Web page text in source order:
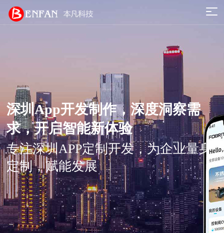
深圳App开发制作，深度洞察需
求，开启智能新体验
专注深圳APP定制开发，为企业量身
定制，赋能发展